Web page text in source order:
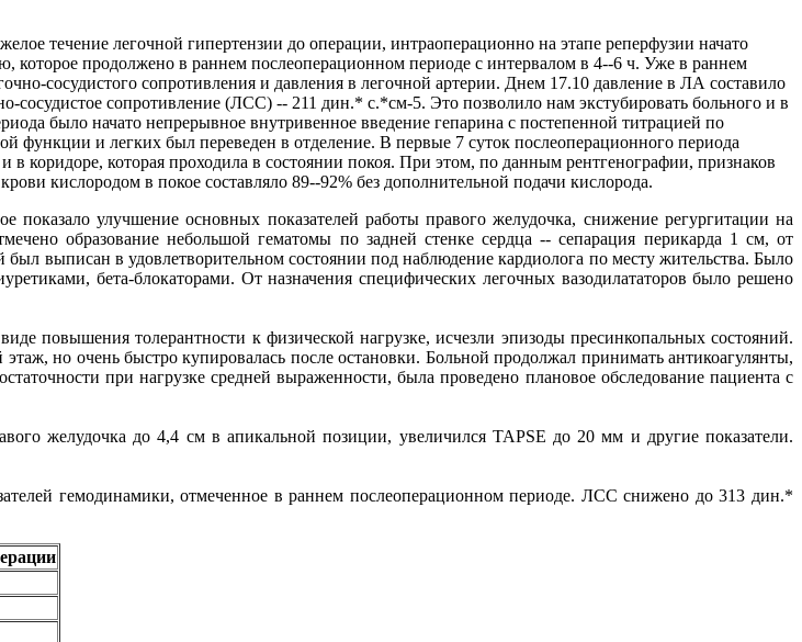
течение легочной гипертензии до операции, интраоперационно на этапе реперфузии начато
которое продолжено в раннем послеоперационном периоде с интервалом в 4--6 ч. Уже в раннем
сосудистого сопротивления и давления в легочной артерии. Днем 17.10 давление в ЛА составило
сосудистое сопротивление (ЛСС) -- 211 дин.* с.*см-5. Это позволило нам экстубировать больного и в
было начато непрерывное внутривенное введение гепарина с постепенной титрацией по
функции и легких был переведен в отделение. В первые 7 суток послеоперационного периода
коридоре, которая проходила в состоянии покоя. При этом, по данным рентгенографии, признаков
кислородом в покое составляло 89--92% без дополнительной подачи кислорода.
улучшение основных показателей работы правого желудочка, снижение регургитации на
образование небольшой гематомы по задней стенке сердца -- сепарация перикарда 1 см, от
выписан в удовлетворительном состоянии под наблюдение кардиолога по месту жительства. Было
бета-блокаторами. От назначения специфических легочных вазодилататоров было решено
повышения толерантности к физической нагрузке, исчезли эпизоды пресинкопальных состояний.
но очень быстро купировалась после остановки. Больной продолжал принимать антикоагулянты,
при нагрузке средней выраженности, была проведено плановое обследование пациента с
желудочка до 4,4 см в апикальной позиции, увеличился TAPSE до 20 мм и другие показатели.
гемодинамики, отмеченное в раннем послеоперационном периоде. ЛСС снижено до 313 дин.*